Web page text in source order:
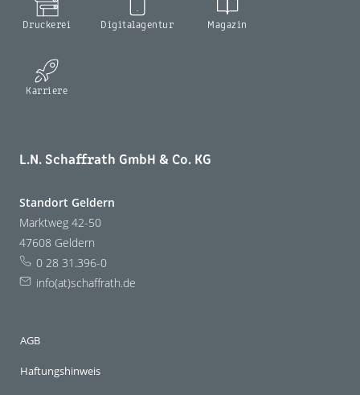
Druckerei Digitalagentur Magazin
Karriere
L.N. Schaffrath GmbH & Co. KG
Standort Geldern
Marktweg 42-50
47608 Geldern
0 28 31.396-0
info(at)schaffrath.de
AGB
Haftungshinweis